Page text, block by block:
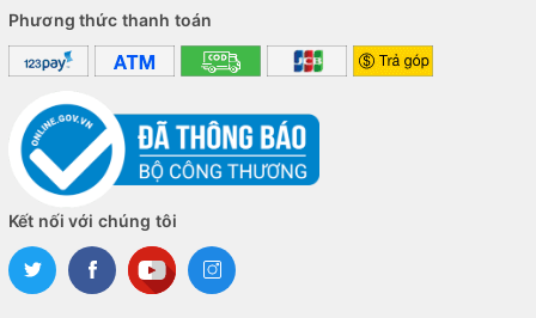
Phương thức thanh toán
Kết nối với chúng tôi